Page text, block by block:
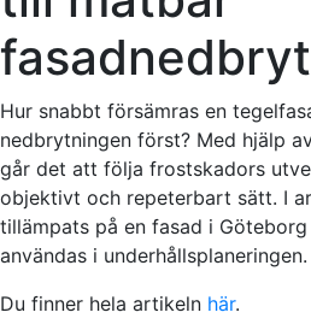
Hur snabbt försämras en
nedbrytningen först? Med hjälp
går det att följa frostskadors
objektivt och repeterbart sätt. I
tillämpats på en fasad i
användas i underhållsplaneringen.
Du finner hela artikeln här.